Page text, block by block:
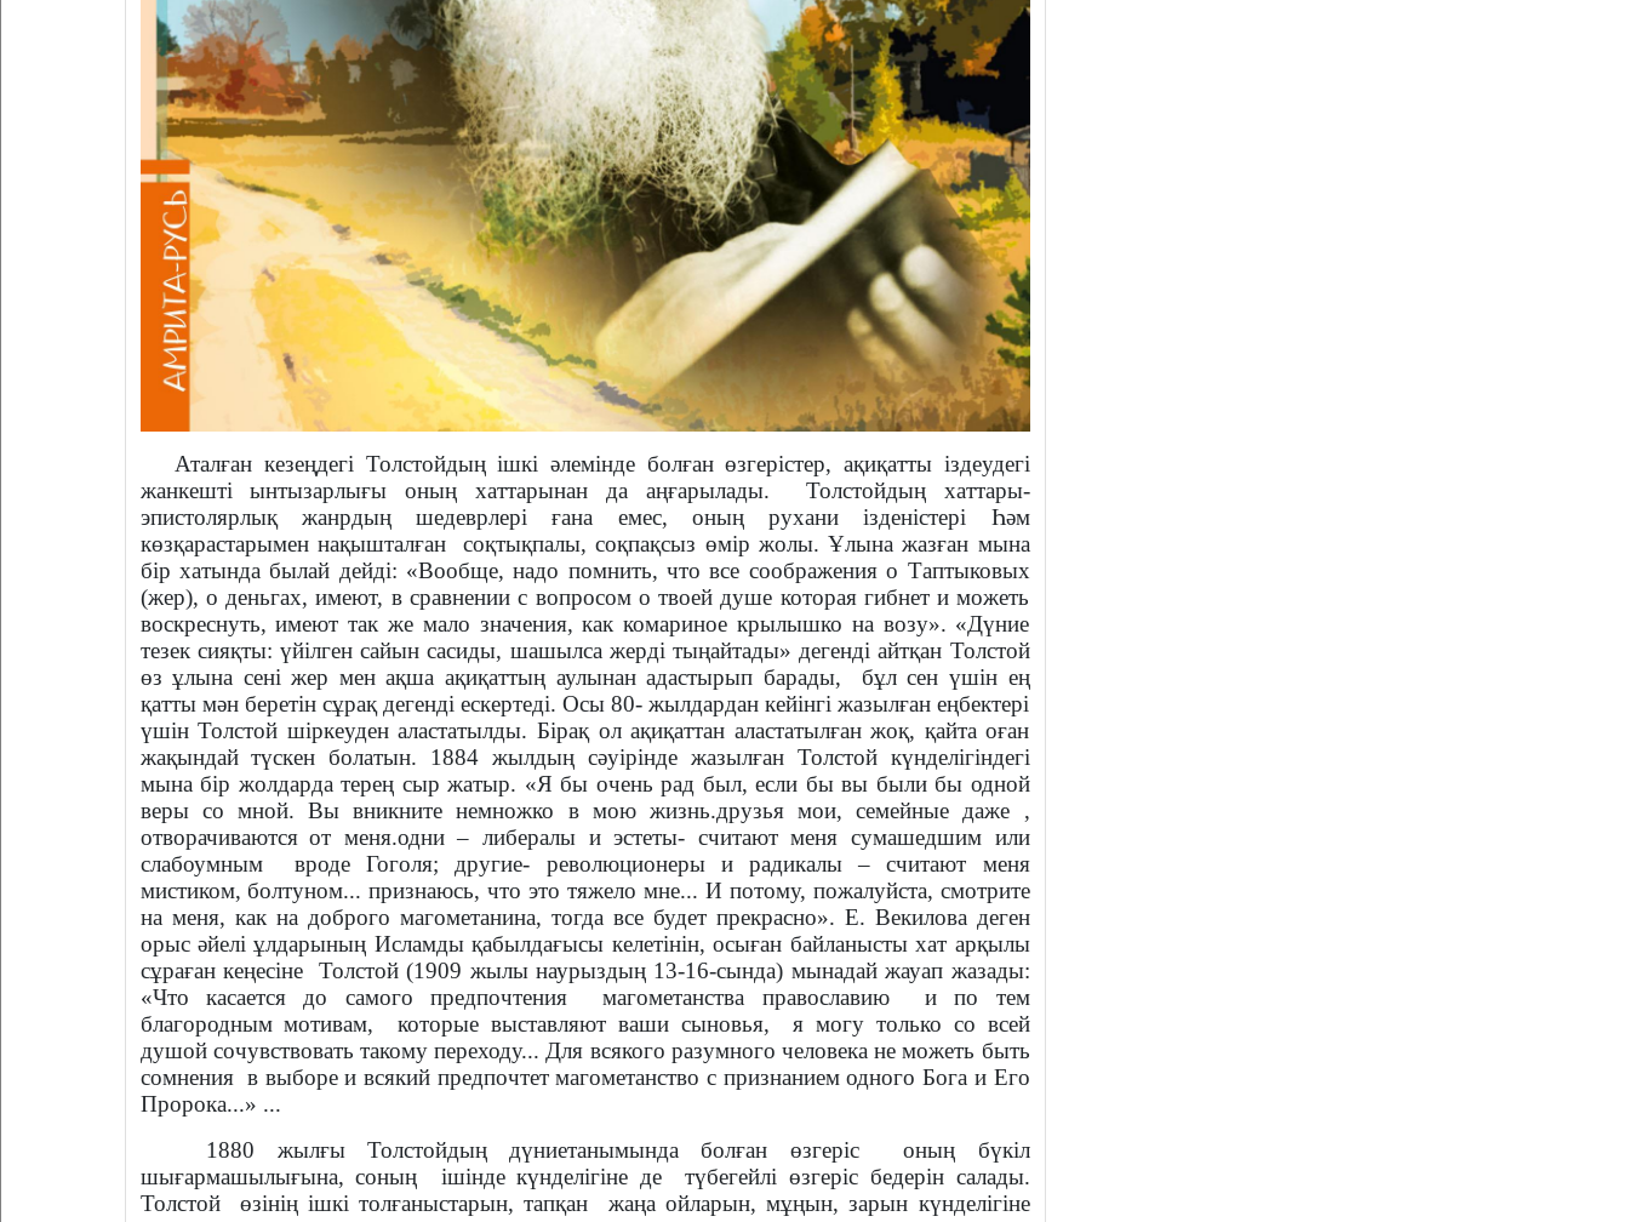
Аталған кезеңдегі Толстойдың ішкі әлемінде болған өзгерістер, ақиқатты іздеудегі
жанкешті ынтызарлығы оның хаттарынан да аңғарылады.
Толстойдың хаттары-
эпистолярлық жанрдың шедеврлері ғана емес, оның рухани ізденістері Һәм
көзқарастарымен нақышталған
соқтықпалы, соқпақсыз өмір жолы. Ұлына жазған мына
бір хатында былай дейді: «Вообще, надо помнить, что все соображения о Таптыковых
(жер), о деньгах, имеют, в сравнении с вопросом о твоей душе которая гибнет и можеть
воскреснуть, имеют так же мало значения, как комариное крылышко на возу». «Дүние
тезек сияқты: үйілген сайын сасиды, шашылса жерді тыңайтады» дегенді айтқан Толстой
өз ұлына сені жер мен ақша ақиқаттың аулынан адастырып барады,
бұл сен үшін ең
қатты мән беретін сұрақ дегенді ескертеді. Осы 80- жылдардан кейінгі жазылған еңбектері
үшін Толстой шіркеуден аластатылды. Бірақ ол ақиқаттан аластатылған жоқ, қайта оған
жақындай түскен болатын. 1884 жылдың сәуірінде жазылған Толстой күнделігіндегі
мына бір жолдарда терең сыр жатыр. «Я бы очень рад был, если бы вы были бы одной
веры со мной. Вы вникните немножко в мою жизнь.друзья мои, семейные даже ,
отворачиваются от меня.одни – либералы и эстеты- считают меня сумашедшим или
слабоумным
вроде Гоголя; другие- революционеры и радикалы – считают меня
мистиком, болтуном... признаюсь, что это тяжело мне... И потому, пожалуйста, смотрите
на меня, как на доброго магометанина, тогда все будет прекрасно». Е. Векилова деген
орыс әйелі ұлдарының Исламды қабылдағысы келетінін, осыған байланысты хат арқылы
сұраған кеңесіне
Толстой (1909 жылы наурыздың 13-16-сында) мынадай жауап жазады:
«Что касается до самого предпочтения
магометанства православию
и по тем
благородным мотивам,
которые выставляют ваши сыновья,
я могу только со всей
душой сочувствовать такому переходу... Для всякого разумного человека не можеть быть
сомнения в выборе и всякий предпочтет магометанство с признанием одного Бога и Его
Пророка...» ...
1880 жылғы Толстойдың дүниетанымында болған өзгеріс
оның бүкіл
шығармашылығына, соның
ішінде күнделігіне де
түбегейлі өзгеріс бедерін салады.
Толстой
өзінің ішкі толғаныстарын, тапқан
жаңа ойларын, мұңын, зарын күнделігіне